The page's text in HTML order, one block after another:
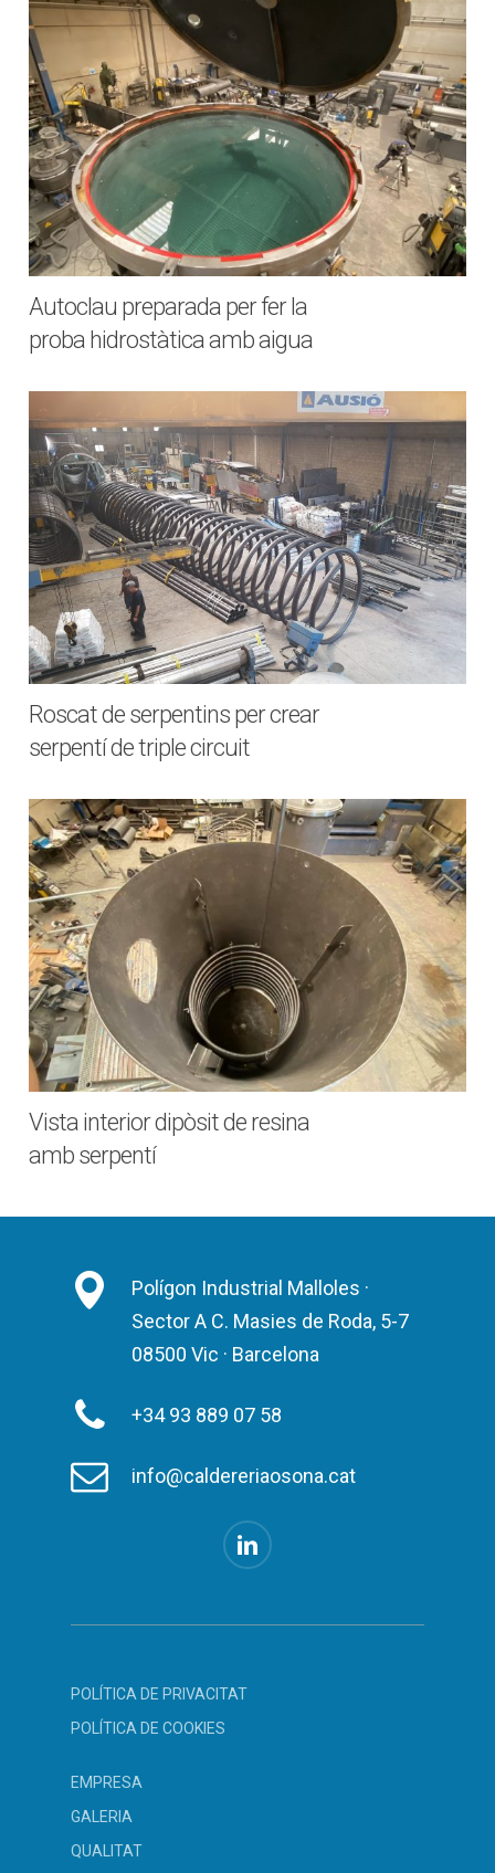
Autoclau preparada per fer la
proba hidrostàtica amb aigua
Roscat de serpentins per crear
serpentí de triple circuit
Vista interior dipòsit de resina
amb serpentí
Polígon Industrial Malloles ·
Sector A C. Masies de Roda, 5-7
08500 Vic · Barcelona
+34 93 889 07 58
info@caldereriaosona.cat
POLÍTICA DE PRIVACITAT
POLÍTICA DE COOKIES
EMPRESA
GALERIA
QUALITAT